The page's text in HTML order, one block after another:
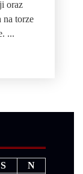
oraz
na torze
...
S
N